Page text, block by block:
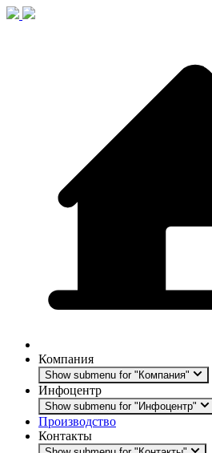
Компания
Show submenu for "Компания"
Инфоцентр
Show submenu for "Инфоцентр"
Производство
Контакты